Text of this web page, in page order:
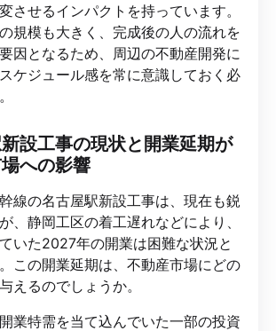
させるインパクトを持っています。
規模も大きく、完成後の人の流れを
因となるため、周辺の不動産開発に
ケジュール感を常に意識しておく必
設工事の現状と開業延期が
への影響
線の名古屋駅新設工事は、現在も鋭
、静岡工区の着工遅れなどにより、
いた2027年の開業は困難な状況と
この開業延期は、不動産市場にどの
えるのでしょうか。
業特需を当て込んでいた一部の投資